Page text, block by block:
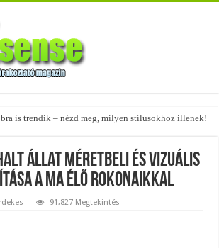
is trendik – nézd meg, milyen stílusokhoz illenek!
állat méretbeli és vizuális
a ma élő rokonaikkal
91,827 Megtekintés